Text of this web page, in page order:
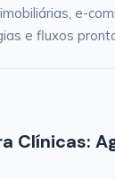
e-
e fluxos
Clínicas: